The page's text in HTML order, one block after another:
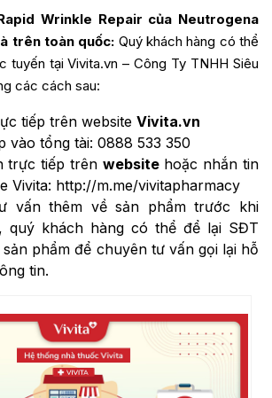
Wrinkle Repair của Neutrogena
trên toàn quốc: Quý khách hàng có thể
tuyến tại Vivita.vn – Công Ty TNHH Siêu
các cách sau:
tiếp trên website Vivita.vn
vào tổng tài: 0888 533 350
trực tiếp trên websitehoặc nhắn tin
Vivita: http://m.me/vivitapharmacy
vấn thêm về sản phẩm trước khi
quý khách hàng có thể để lại SĐT
phẩm để chuyên tư vấn gọi lại hỗ
tin.